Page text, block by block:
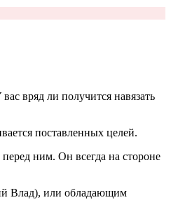
вряд ли получится навязать
поставленных целей.
ним. Он всегда на стороне
Влад), или обладающим